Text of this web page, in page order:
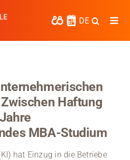
DE
Haftung
MBA-Studium
hat Einzug in die Betriebe